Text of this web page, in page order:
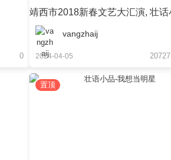
0
vangzhaij
2024-04-05 20727
置顶